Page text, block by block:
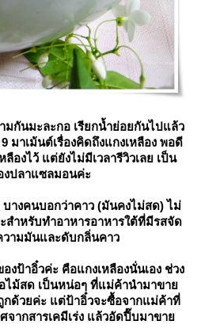
มกันมะละกอ เรียกน้ำย่อยกันไปแล้ว
มาเม้นต์เรื่องคิดถึงแกงเหลือง พอดี
องไว้ แต่ยังไม่มีเวลารีวิวเลย เป็น
ปลาแซลมอนค่ะ
างคนบอกว่าคาว (มันคงไม่สด) ไม่
สำหรับทำอาหารอาหารใต้ที่มีรสจัด
วามมันและดับกลิ่นคาว
งป้าอิ๋วค่ะ คือแกงเหลืองนั่นเอง ช่วง
ไม้สด เป็นหน่อๆ ที่แม่ค้านำมาขา
กด้วยค่ะ แต่ป้าอิ๋วจะซื้อจากแม่ค้าที่
ศจากสารเคมีเร่ง แล้วอัดปี๊บมาขา